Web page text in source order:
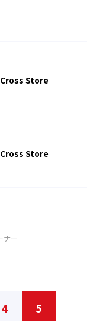
Store
Store
ナー
4 5